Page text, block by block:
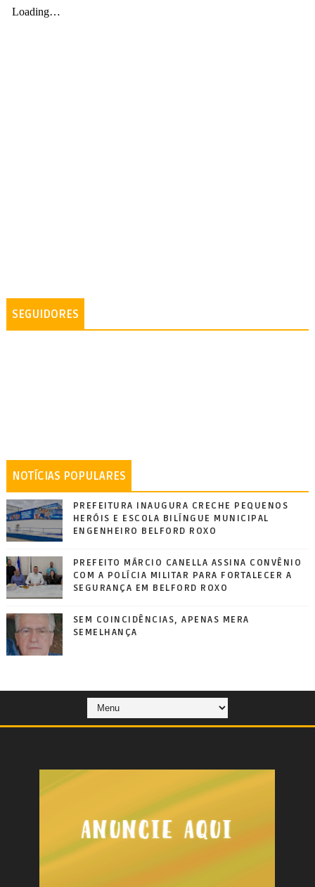
SEGUIDORES
NOTÍCIAS POPULARES
PREFEITURA INAUGURA CRECHE PEQUENOS
HERÓIS E ESCOLA BILÍNGUE MUNICIPAL
ENGENHEIRO BELFORD ROXO
PREFEITO MÁRCIO CANELLA ASSINA CONVÊNIO
COM A POLÍCIA MILITAR PARA FORTALECER A
SEGURANÇA EM BELFORD ROXO
SEM COINCIDÊNCIAS, APENAS MERA
SEMELHANÇA